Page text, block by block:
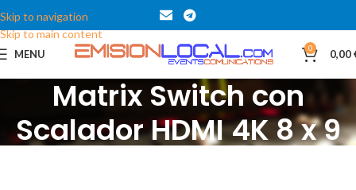
Skip to navigation
Skip to main content
MENU 0 0,00
Matrix Switch con
Scalador HDMI 4K 8 x 9